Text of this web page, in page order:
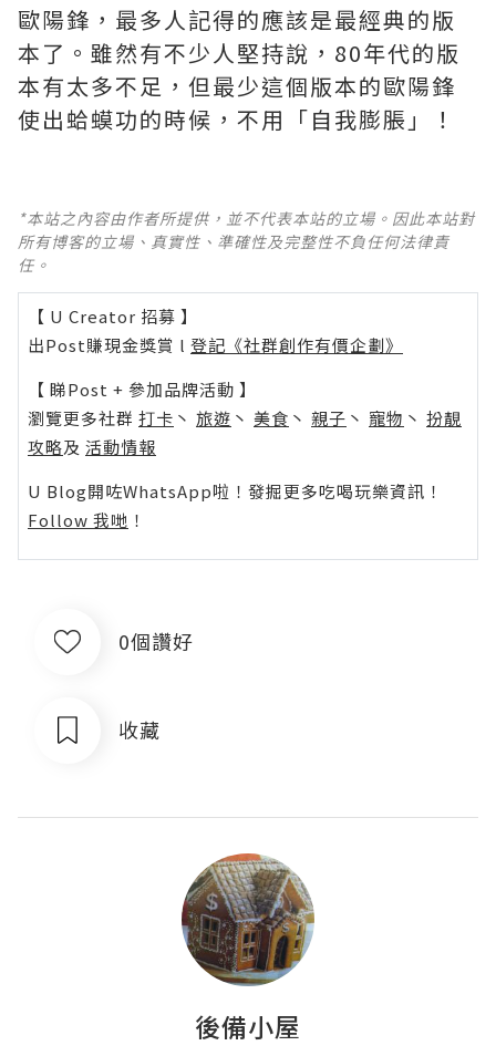
歐陽鋒，最多人記得的應該是最經典的版
本了。雖然有不少人堅持說，80年代的版
本有太多不足，但最少這個版本的歐陽鋒
使出蛤蟆功的時候，不用「自我膨脹」！
*本站之內容由作者所提供，並不代表本站的立場。因此本站對
所有博客的立場、真實性、準確性及完整性不負任何法律責
任。
【 U Creator 招募 】
出Post賺現金獎賞 l 登記《社群創作有價企劃》
【 睇Post + 參加品牌活動 】
瀏覽更多社群 打卡 丶 旅遊 丶 美食 丶 親子 丶 寵物 丶 扮靚
攻略及 活動情報
U Blog開咗WhatsApp啦！發掘更多吃喝玩樂資訊！
Follow 我哋 ！
0個讚好
收藏
後備小屋